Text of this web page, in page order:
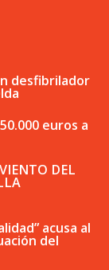
desfibrilador
euros a
DEL
acusa al
del